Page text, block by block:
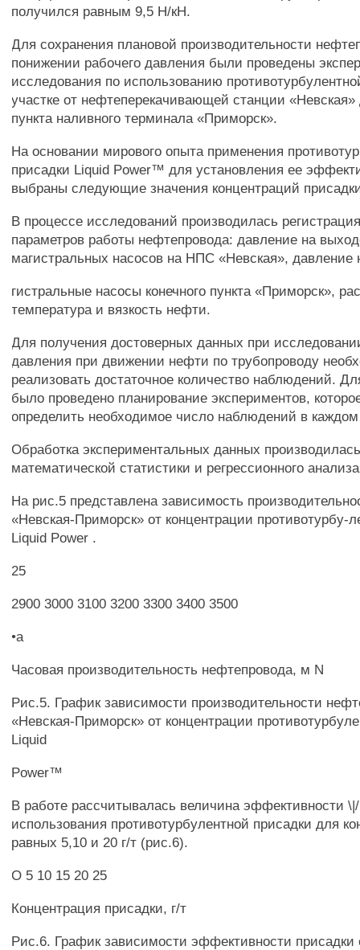
получился равным 9,5 Н/кН.
Для сохранения плановой производительности
понижении рабочего давления были проведены
исследования по использованию
участке от нефтеперекачивающей станции «Невская»
пункта наливного терминала «Приморск».
На основании мирового опыта применения
присадки Liquid Power™ для установления ее
выбраны следующие значения концентраций
В процессе исследований производилась
параметров работы нефтепровода: давление на
магистральных насосов на НПС «Невская», давление
гистральные насосы конечного пункта «Приморск»,
температура и вязкость нефти.
Для получения достоверных данных при
давления при движении нефти по трубопроводу
реализовать достаточное количество наблюдений.
было проведено планирование экспериментов,
определить необходимое число наблюдений в
Обработка экспериментальных данных
математической статистики и регрессионного
На рис.5 представлена зависимость
«Невская-Приморск» от концентрации противотурбу-
Liquid Power .
25
2900 3000 3100 3200 3300 3400 3500
•а
Часовая производительность нефтепровода, м N
Рис.5. График зависимости производительности
«Невская-Приморск» от концентрации
Liquid
Power™
В работе рассчитывалась величина эффективности
использования противотурбулентной присадки для
равных 5,10 и 20 г/т (рис.6).
О 5 10 15 20 25
Концентрация присадки, г/т
Рис.6. График зависимости эффективности присадки